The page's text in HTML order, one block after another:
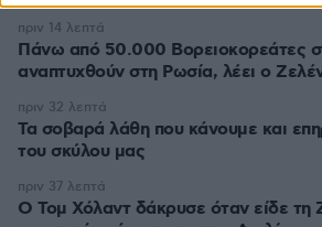
Πάνω από 50.000 Βορειοκορεάτες
αναπτυχθούν στη Ρωσία, λέει ο
πριν 14 λεπτά
Τα σοβαρά λάθη που κάνουμε και
του σκύλου μας
πριν 32 λεπτά
Ο Τομ Χόλαντ δάκρυσε όταν είδε τη
πριν 37 λεπτά